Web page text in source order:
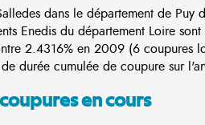
dans le département de
Enedis du département Loire
2.4316% en 2009 (6 coupures
durée cumulée de coupure sur
en cours